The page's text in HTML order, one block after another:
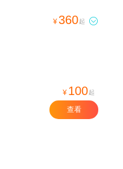
¥360起 
¥ 100起
查看